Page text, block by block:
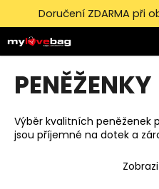
Doručení ZDARMA při
PENĚŽENKY
Výběr kvalitních peněženek
jsou příjemné na dotek a
o
š
í
Zpět
Zpět
C
o
p
o